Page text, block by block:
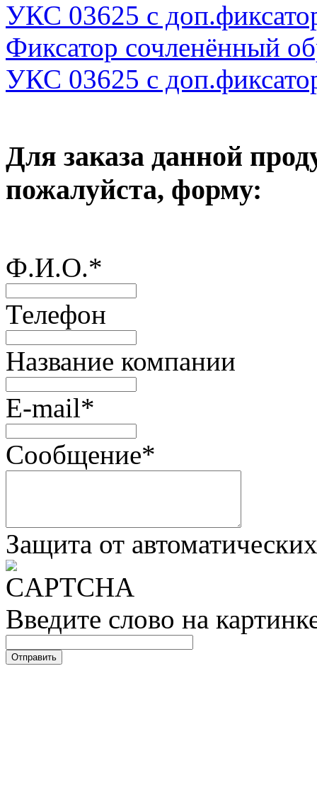
УКС 03625 с
Фиксатор
УКС 03625 с
Для заказа данной
пожалуйста, форму:
Ф.И.О.*
Телефон
Название компании
E-mail*
Сообщение*
Защита от
Введите слово на